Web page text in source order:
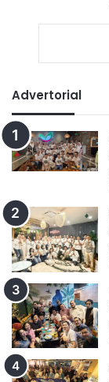
Advertorial